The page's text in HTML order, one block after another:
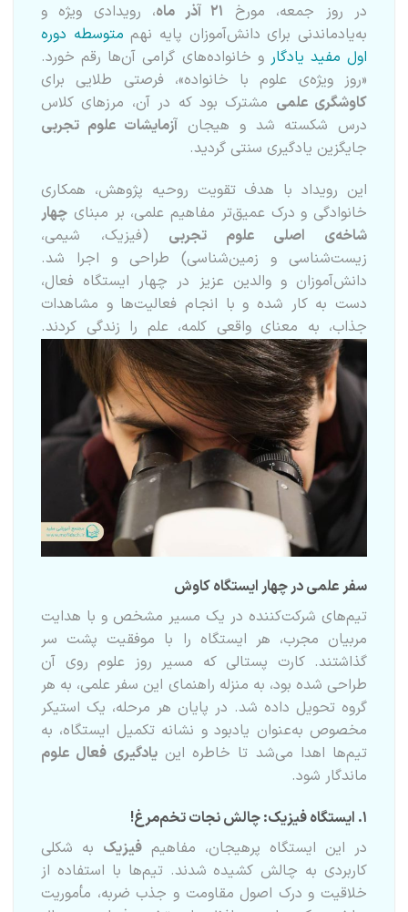
در روز جمعه، مورخ ۲۱ آذر ماه
، رویدادی ویژه و
به‌یادماندنی برای دانش‌آموزان پایه نهم متوسطه دوره
اول مفید یادگار و خانواده‌های گرامی آن‌ها رقم خورد.
«روز ویژه‌ی علوم با خانواده»، فرصتی طلایی برای
کاوشگری علمی مشترک بود که در آن، مرزهای کلاس
درس شکسته شد و هیجان آزمایشات علوم تجربی
جایگزین یادگیری سنتی گردید.
این رویداد با هدف تقویت روحیه پژوهش، همکاری
خانوادگی و درک عمیق‌تر مفاهیم علمی، بر مبنای چهار
شاخه‌ی اصلی علوم تجربی (فیزیک، شیمی،
زیست‌شناسی و زمین‌شناسی) طراحی و اجرا شد.
دانش‌آموزان و والدین عزیز در چهار ایستگاه فعال،
دست به کار شده و با انجام فعالیت‌ها و مشاهدات
جذاب، به معنای واقعی کلمه، علم را زندگی کردند.
سفر علمی در چهار ایستگاه کاوش
تیم‌های شرکت‌کننده در یک مسیر مشخص و با هدایت
مربیان مجرب، هر ایستگاه را با موفقیت پشت سر
گذاشتند. کارت پستالی که مسیر روز علوم روی آن
طراحی شده بود، به منزله راهنمای این سفر علمی، به هر
گروه تحویل داده شد. در پایان هر مرحله، یک استیکر
مخصوص به‌عنوان یادبود و نشانه تکمیل ایستگاه، به
تیم‌ها اهدا می‌شد تا خاطره اینیادگیری فعال علوم
ماندگار شود.
۱. ایستگاه فیزیک: چالش نجات تخم‌مرغ!
در این ایستگاه پرهیجان، مفاهیم فیزیک به شکلی
کاربردی به چالش کشیده شدند. تیم‌ها با استفاده از
خلاقیت و درک اصول مقاومت و جذب ضربه، مأموریت